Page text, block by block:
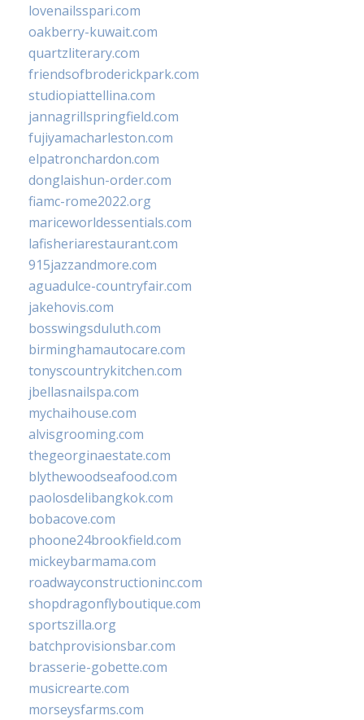
lovenailsspari.com
oakberry-kuwait.com
quartzliterary.com
friendsofbroderickpark.com
studiopiattellina.com
jannagrillspringfield.com
fujiyamacharleston.com
elpatronchardon.com
donglaishun-order.com
fiamc-rome2022.org
mariceworldessentials.com
lafisheriarestaurant.com
915jazzandmore.com
aguadulce-countryfair.com
jakehovis.com
bosswingsduluth.com
birminghamautocare.com
tonyscountrykitchen.com
jbellasnailspa.com
mychaihouse.com
alvisgrooming.com
thegeorginaestate.com
blythewoodseafood.com
paolosdelibangkok.com
bobacove.com
phoone24brookfield.com
mickeybarmama.com
roadwayconstructioninc.com
shopdragonflyboutique.com
sportszilla.org
batchprovisionsbar.com
brasserie-gobette.com
musicrearte.com
morseysfarms.com